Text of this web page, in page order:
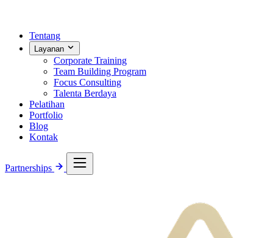
Tentang
Layanan
Corporate Training
Team Building Program
Focus Consulting
Talenta Berdaya
Pelatihan
Portfolio
Blog
Kontak
Partnerships